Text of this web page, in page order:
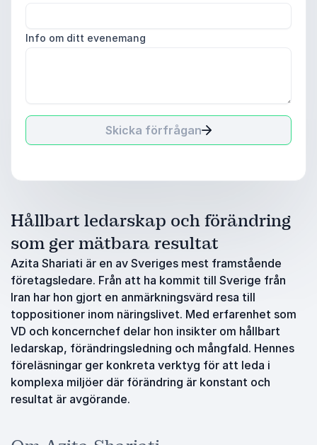
Info om ditt evenemang
Skicka förfrågan
Hållbart ledarskap och förändring
som ger mätbara resultat
Azita Shariati är en av Sveriges mest framstående
företagsledare. Från att ha kommit till Sverige från
Iran har hon gjort en anmärkningsvärd resa till
toppositioner inom näringslivet. Med erfarenhet som
VD och koncernchef delar hon insikter om hållbart
ledarskap, förändringsledning och mångfald. Hennes
föreläsningar ger konkreta verktyg för att leda i
komplexa miljöer där förändring är konstant och
resultat är avgörande.